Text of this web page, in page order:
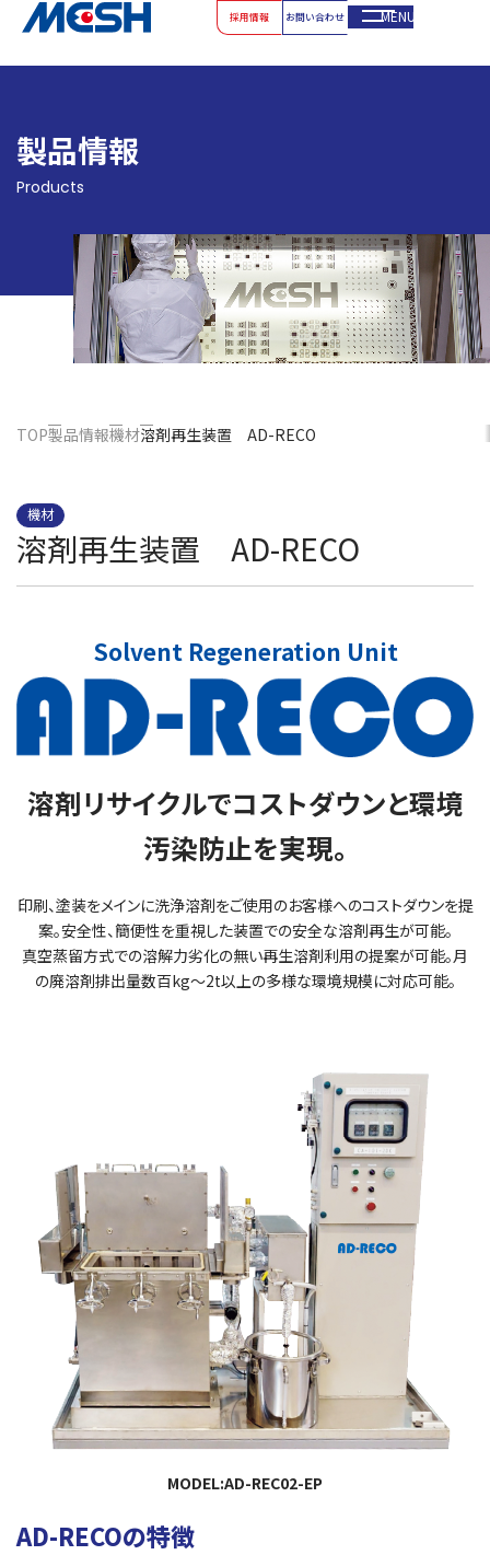
MENU
採用情報 お問い合わせ
製品情報
Products
TOP製品情報機材溶剤再生装置 AD-RECO
機材
溶剤再生装置 AD-RECO
Solvent Regeneration Unit
溶剤リサイクルでコストダウンと環境
汚染防止を実現。
印刷、塗装をメインに洗浄溶剤をご使用のお客様へのコストダウンを提
案。安全性、簡便性を重視した装置での安全な溶剤再生が可能。
真空蒸留方式での溶解力劣化の無い再生溶剤利用の提案が可能。月
の廃溶剤排出量数百kg～2t以上の多様な環境規模に対応可能。
MODEL:AD-REC02-EP
AD-RECOの特徴